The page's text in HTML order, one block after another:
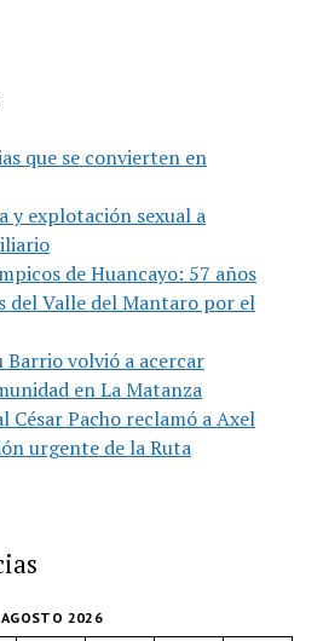
que se convierten en
y explotación sexual a
de Huancayo: 57 años
del Valle del Mantaro por el
volvió a acercar
en La Matanza
César Pacho reclamó a Axel
urgente de la Ruta
AGOSTO 2026